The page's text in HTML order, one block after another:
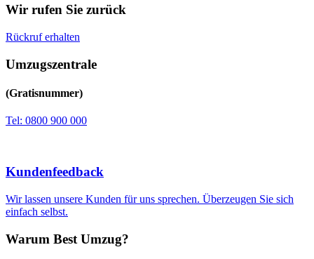
Wir rufen Sie zurück
Rückruf erhalten
Umzugszentrale
(Gratisnummer)
Tel: 0800 900 000
Kundenfeedback
Wir lassen unsere Kunden für uns sprechen. Überzeugen Sie sich
einfach selbst.
Warum Best Umzug?